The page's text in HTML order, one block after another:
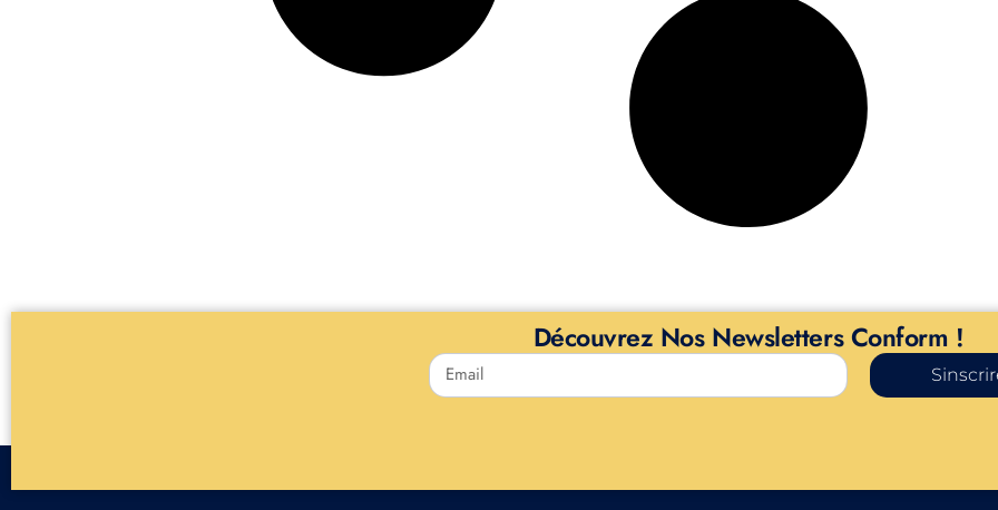
Découvrez Nos Newsletters Conform !